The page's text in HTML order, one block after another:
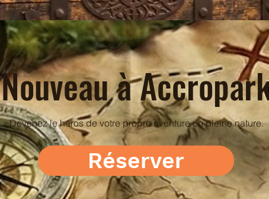
Nouveau à
Devenez le héros de votre propre aventure en pleine nature.
Réserver